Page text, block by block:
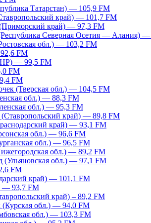
Татарстан) — 105,9 FM
край) — 101,7 FM
край) — 97,3 FM
Северная Осетия — Алания)
обл.) — 103,2 FM
FM
— 99,5 FM
FM
FM
(Тверская обл.) — 104,5 FM
обл.) — 88,3 FM
обл.) — 95,3 FM
(Ставропольский край) — 89,8 FM
край) — 93,1 FM
обл.) — 96,6 FM
обл.) — 96,5 FM
обл.) — 89,2 FM
(Ульяновская обл.) — 97,1 FM
FM
край) — 101,1 FM
— 93,7 FM
край) – 89,2 FM
(Курская обл.) — 94,0 FM
обл.) — 103,3 FM